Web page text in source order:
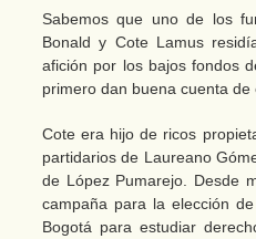
Sabemos que uno de los
Bonald y Cote Lamus
afición por los bajos fondos
primero dan buena cuenta de
Cote era hijo de ricos
partidarios de Laureano
de López Pumarejo. Desde
campaña para la elección
Bogotá para estudiar